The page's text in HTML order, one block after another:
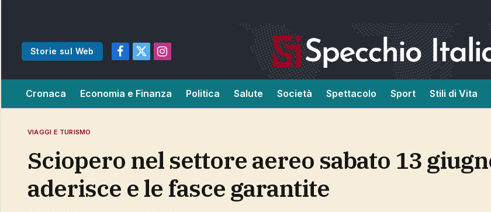
Storie sul Web
Facebook
X
Instagram
Cronaca Economia e Finanza Politica Salute Società Spettacolo Sport Stili di Vita
VIAGGI E TURISMO
Sciopero nel settore aereo sabato 13 giugno 2026, chi
aderisce e le fasce garantite